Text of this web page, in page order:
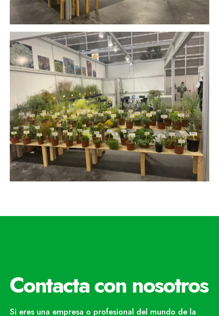
Contacta con nosotros
Si eres una empresa o profesional del mundo de la